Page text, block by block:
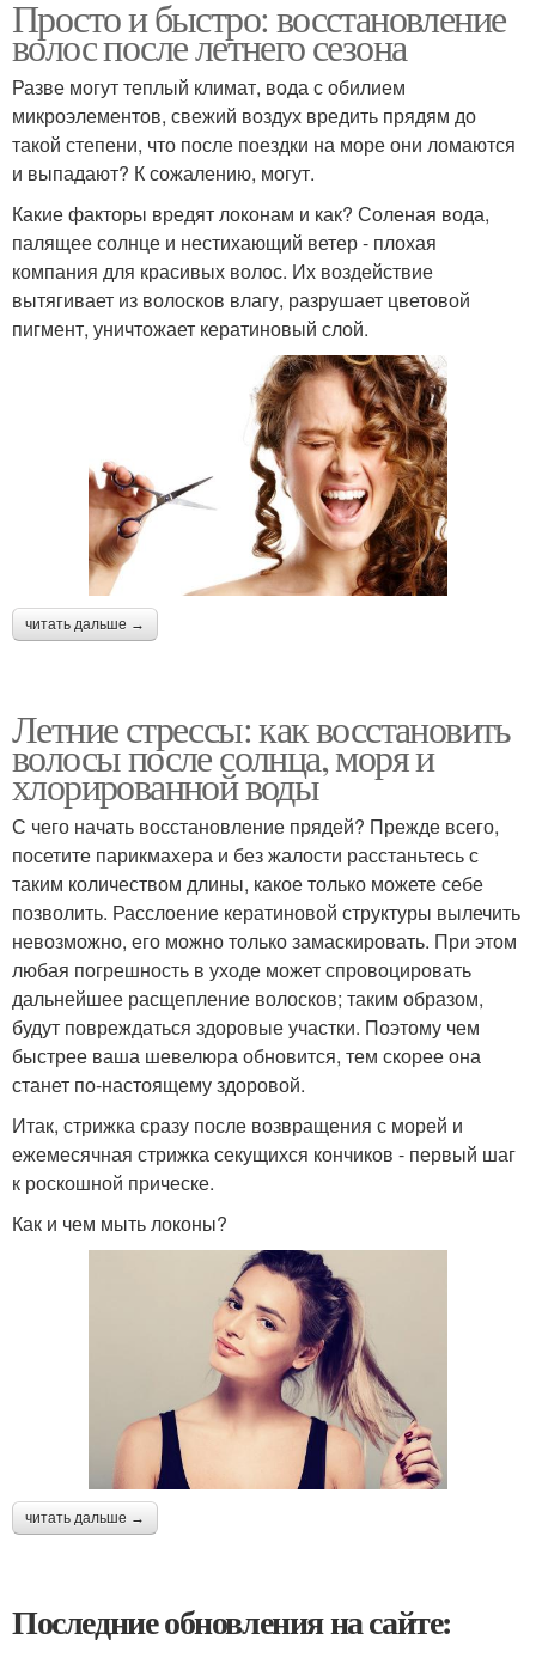
Просто и быстро: восстановление
волос после летнего сезона
Разве могут теплый климат, вода с обилием
микроэлементов, свежий воздух вредить прядям до
такой степени, что после поездки на море они ломаются
и выпадают? К сожалению, могут.
Какие факторы вредят локонам и как? Соленая вода,
палящее солнце и нестихающий ветер - плохая
компания для красивых волос. Их воздействие
вытягивает из волосков влагу, разрушает цветовой
пигмент, уничтожает кератиновый слой.
читать дальше →
Летние стрессы: как восстановить
волосы после солнца, моря и
хлорированной воды
С чего начать восстановление прядей? Прежде всего,
посетите парикмахера и без жалости расстаньтесь с
таким количеством длины, какое только можете себе
позволить. Расслоение кератиновой структуры вылечить
невозможно, его можно только замаскировать. При этом
любая погрешность в уходе может спровоцировать
дальнейшее расщепление волосков; таким образом,
будут повреждаться здоровые участки. Поэтому чем
быстрее ваша шевелюра обновится, тем скорее она
станет по-настоящему здоровой.
Итак, стрижка сразу после возвращения с морей и
ежемесячная стрижка секущихся кончиков - первый шаг
к роскошной прическе.
Как и чем мыть локоны?
читать дальше →
Последние обновления на сайте: